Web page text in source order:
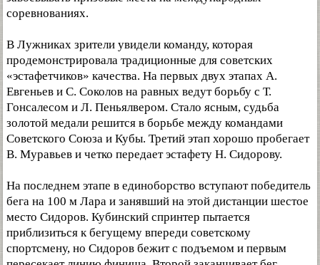
соревнованиях.
В Лужниках зрители увидели команду, которая
продемонстрировала традиционные для советских
«эстафетчиков» качества. На первых двух этапах А.
Евгеньев и С. Соколов на равных ведут борьбу с Т.
Гонсалесом и Л. Пеньялвером. Стало ясным, судьба
золотой медали решится в борьбе между командами
Советского Союза и Кубы. Третий этап хорошо пробегает
В. Муравьев и четко передает эстафету Н. Сидорову.
На последнем этапе в единоборство вступают победитель
бега на 100 м Лара и занявший на этой дистанции шестое
место Сидоров. Кубинский спринтер пытается
приблизиться к бегущему впереди советскому
спортсмену, но Сидоров бежит с подъемом и первым